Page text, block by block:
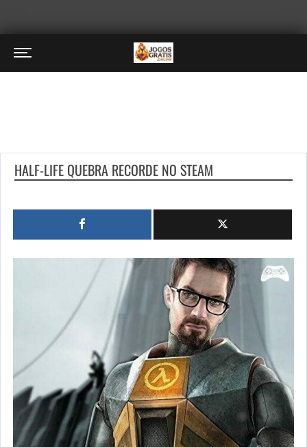
HALF-LIFE QUEBRA RECORDE NO STEAM